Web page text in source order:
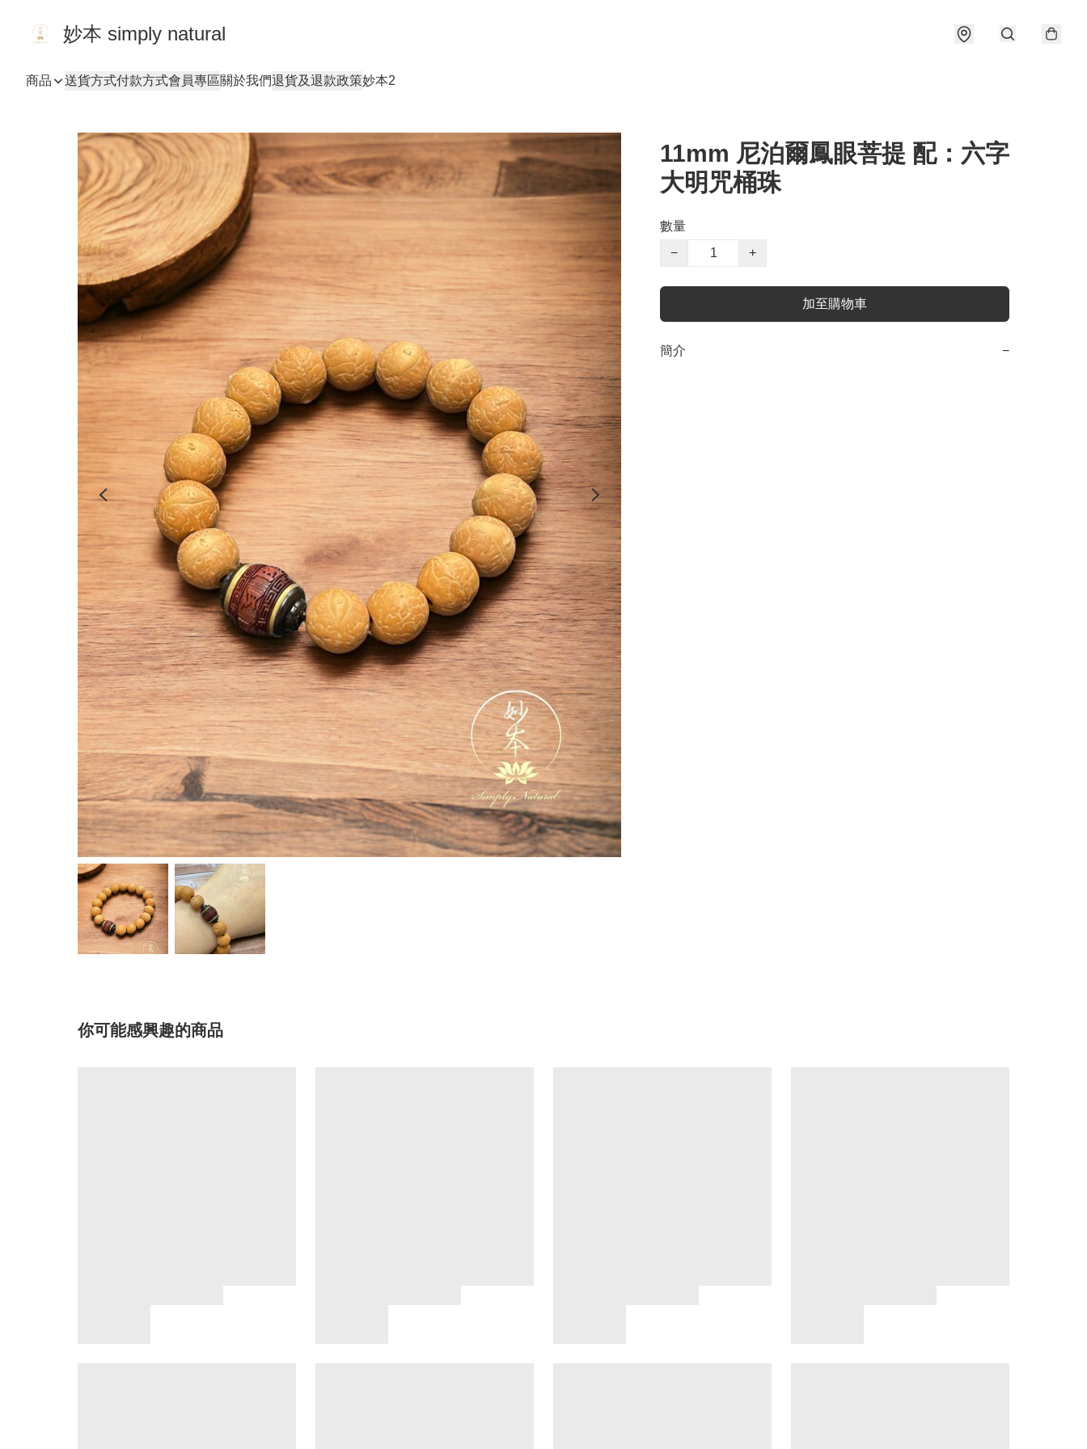
妙本 simply natural
商品 送貨方式付款方式會員專區關於我們退貨及退款政策妙本2
11mm 尼泊爾鳳眼菩提 配：六字
大明咒桶珠
數量
−
+
加至購物車
簡介 −
你可能感興趣的商品